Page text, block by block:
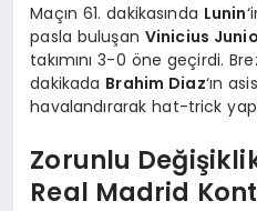
Maçın 61. dakikasında Lunin
pasla buluşan Vinicius
takımını 3-0 öne geçirdi.
dakikada Brahim Diaz‘ın
havalandırarak hat-trick
Zorunlu
Real Madrid